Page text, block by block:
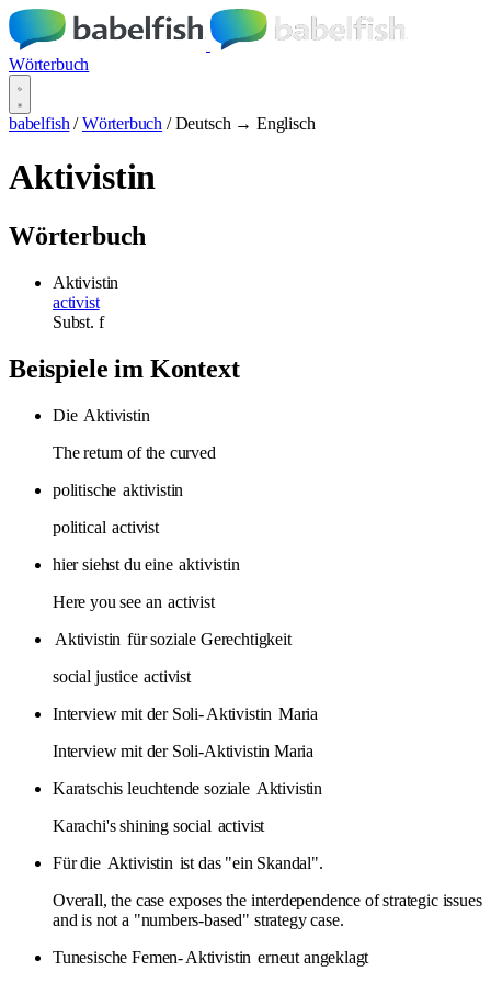
Wörterbuch
babelfish / Wörterbuch / Deutsch → Englisch
Aktivistin
Wörterbuch
Aktivistin
activist
Subst. f
Beispiele im Kontext
Die Aktivistin
The return of the curved
politische aktivistin
political activist
hier siehst du eine aktivistin
Here you see an activist
Aktivistin für soziale Gerechtigkeit
social justice activist
Interview mit der Soli-Aktivistin Maria
Interview mit der Soli-Aktivistin Maria
Karatschis leuchtende soziale Aktivistin
Karachi's shining social activist
Für die Aktivistin ist das "ein Skandal".
Overall, the case exposes the interdependence of strategic issues
and is not a "numbers-based" strategy case.
Tunesische Femen-Aktivistin erneut angeklagt